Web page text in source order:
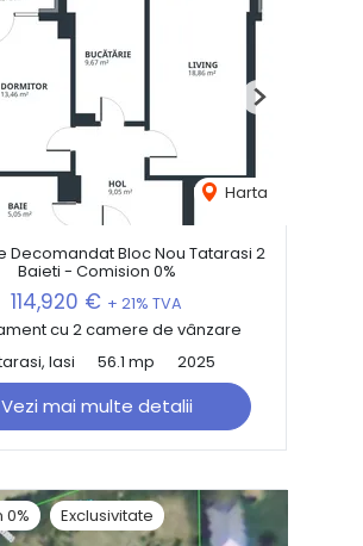
Harta
Next
Decomandat Bloc Nou Tatarasi 2
Baieti - Comision 0%
114,920 € + 21% TVA
cu 2 camere de vânzare
Iasi
56.1 mp 2025
Vezi mai multe detalii
0% Exclusivitate